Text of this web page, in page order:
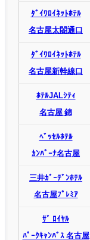
ﾀﾞｲﾜﾛｲﾈｯﾄﾎﾃﾙ
名古屋太閤通口
ﾀﾞｲﾜﾛｲﾈｯﾄﾎﾃﾙ
名古屋新幹線口
ﾎﾃﾙJALｼﾃｨ
名古屋 錦
ﾍﾞｯｾﾙﾎﾃﾙ
ｶﾝﾊﾟｰﾅ名古屋
三井ｶﾞｰﾃﾞﾝﾎﾃﾙ
名古屋ﾌﾟﾚﾐｱ
ｻﾞ ﾛｲﾔﾙ
ﾊﾟｰｸｷｬﾝﾊﾞｽ 名古屋